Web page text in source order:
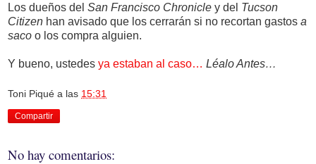
Los dueños del San Francisco Chronicle y del Tucson
Citizen han avisado que los cerrarán si no recortan gastos a
saco o los compra alguien.
Y bueno, ustedes ya estaban al caso… Léalo Antes…
Toni Piqué a las 15:31
Compartir
No hay comentarios: